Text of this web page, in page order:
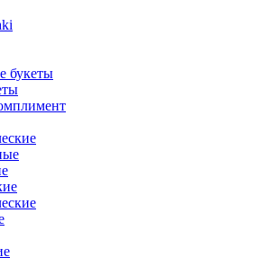
букеты